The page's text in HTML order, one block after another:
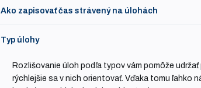
Ako zapisovať čas strávený na úlohách
Typ úlohy
Rozlišovanie úloh podľa typov vám pomôže
rýchlejšie sa v nich orientovať. Vďaka tomu ľahko